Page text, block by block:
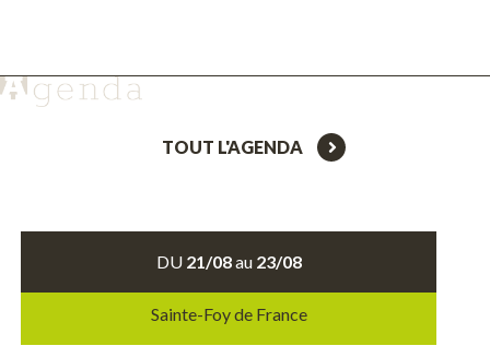
TOUT L'AGENDA
DU 21/08au 23/08
Sainte-Foy de France